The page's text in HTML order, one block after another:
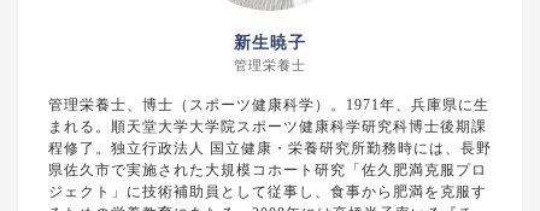
新生暁子
管理栄養士
管理栄養士、博士（スポーツ健康科学）。1971年、兵庫県に生
まれる。順天堂大学大学院スポーツ健康科学研究科博士後期課
程修了。独立行政法人 国立健康・栄養研究所勤務時には、長野
県佐久市で実施された大規模コホート研究「佐久肥満克服プロ
ジェクト」に技術補助員として従事し、食事から肥満を克服す